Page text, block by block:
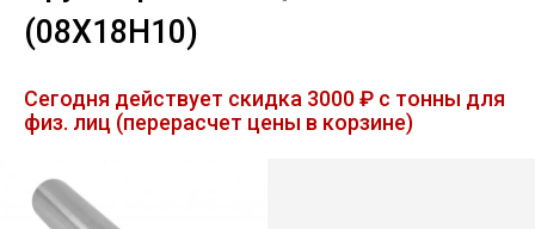
Лист
(08Х18Н10)
Сегодня действует скидка 3000 ₽ с тонны для
физ. лиц (перерасчет цены в корзине)